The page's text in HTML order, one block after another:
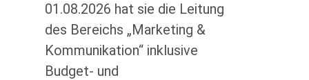
01.08.2026 hat sie die Leitung
des Bereichs „Marketing &
Kommunikation“ inklusive
Budget- und